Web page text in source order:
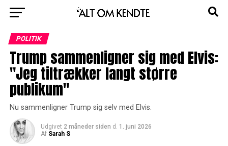
POLITIK
Trump sammenligner sig med Elvis:
"Jeg tiltrækker langt større
publikum"
Nu sammenligner Trump sig selv med Elvis.
Udgivet 2 måneder siden d. 1. juni 2026
Af Sarah S